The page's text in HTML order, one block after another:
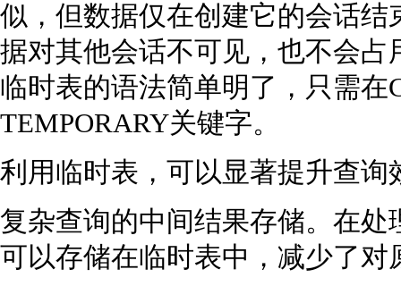
似，但数据仅在创建它的会话
据对其他会话不可见，也不会
临时表的语法简单明了，只需在
TEMPORARY关键字。
利用临时表，可以显著提升查
复杂查询的中间结果存储。在
可以存储在临时表中，减少了